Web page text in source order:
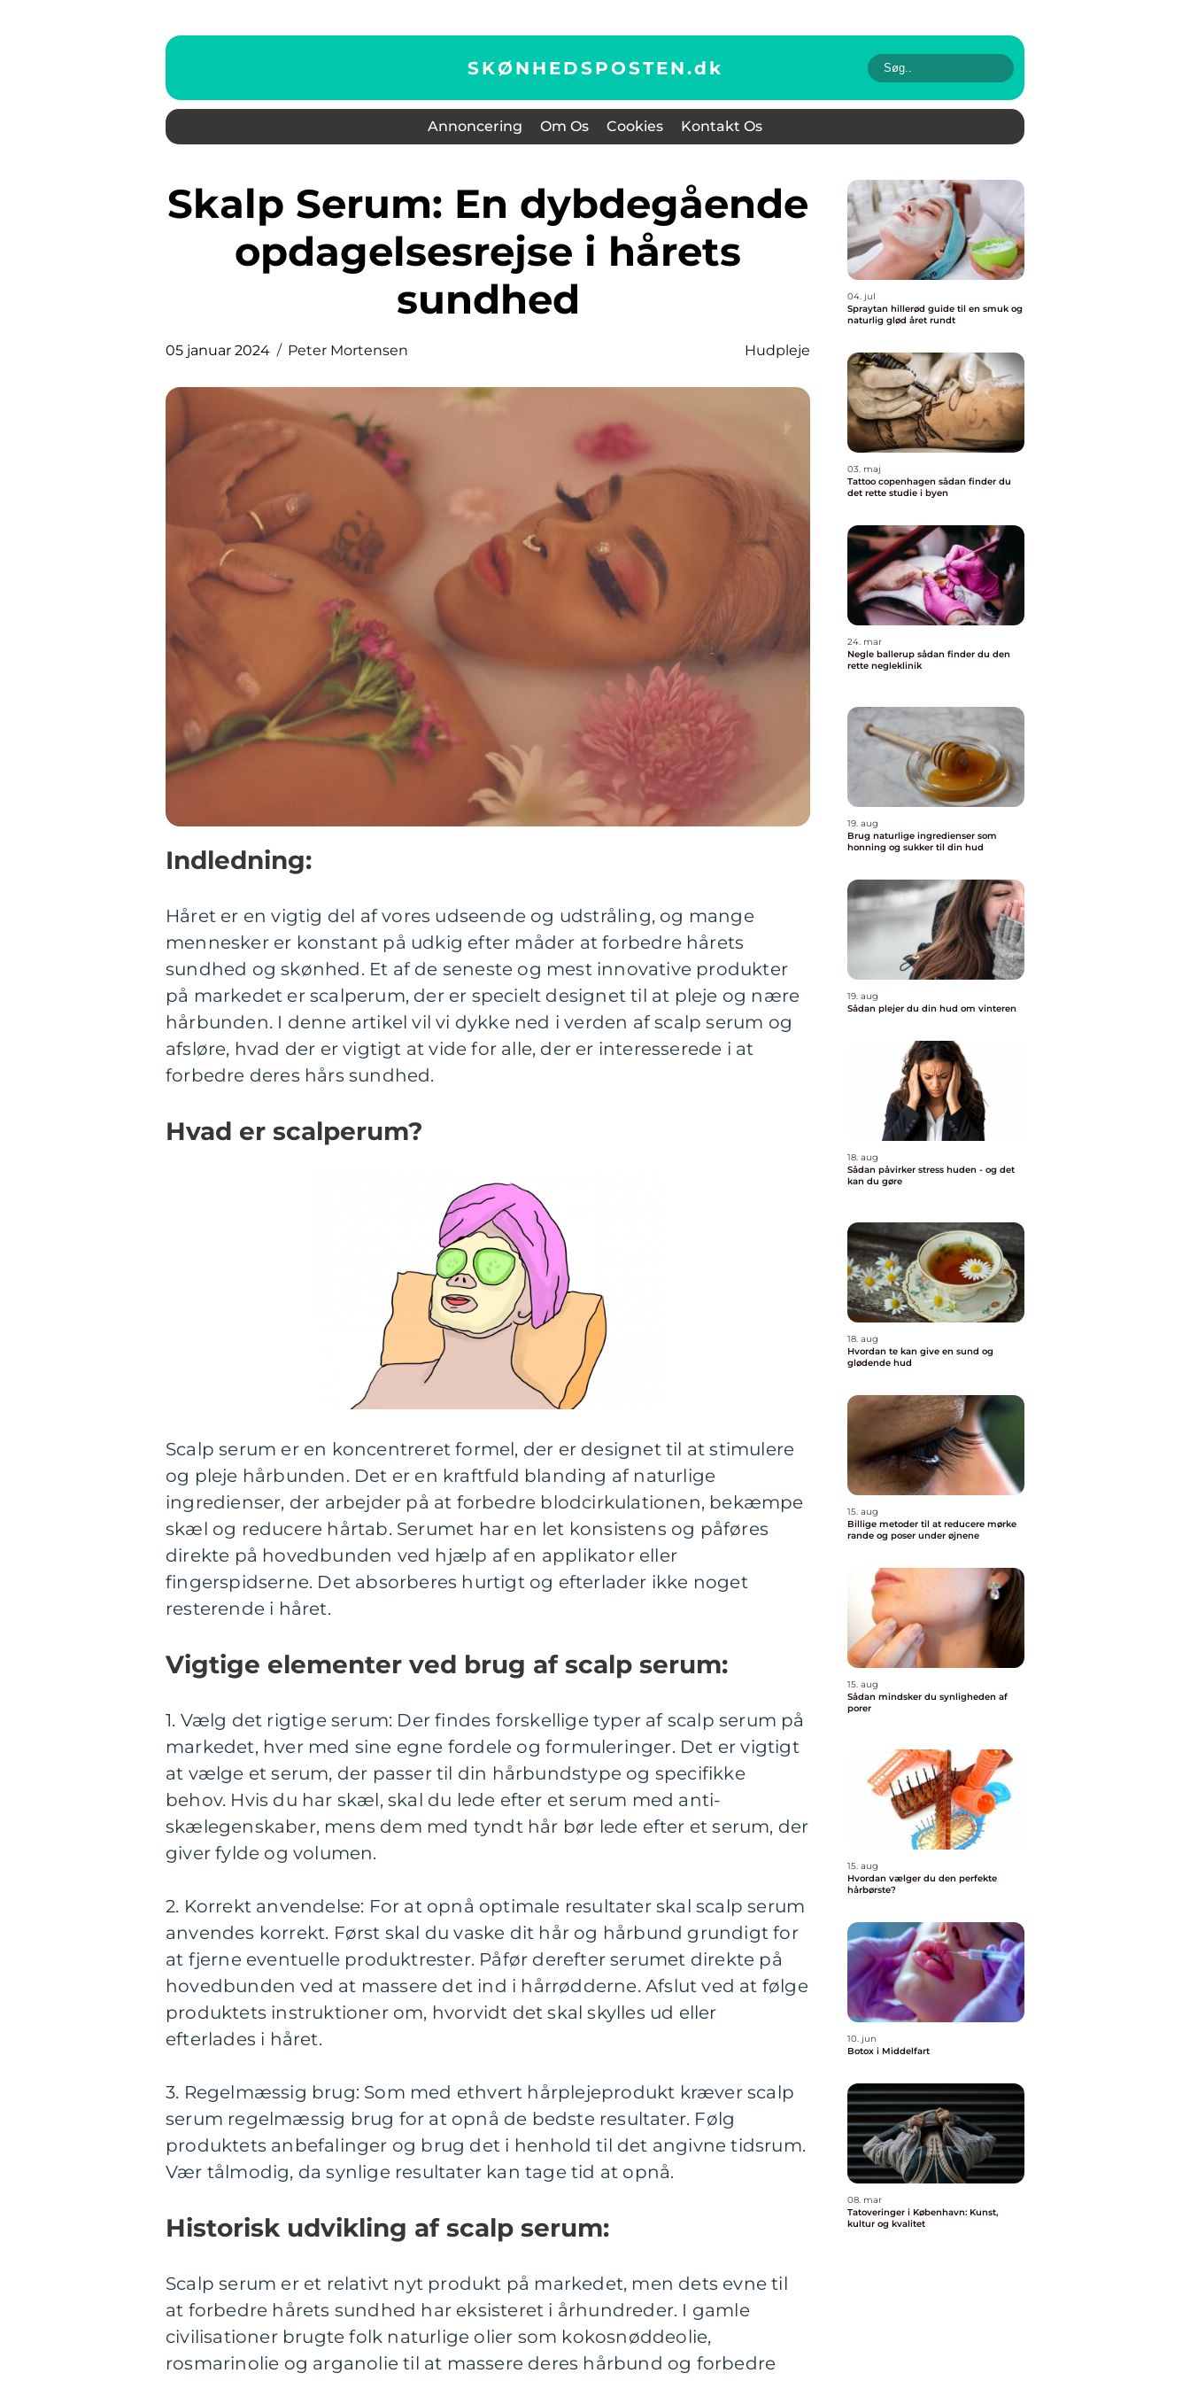
SKØNHEDSPOSTEN.dk
Annoncering Om Os Cookies Kontakt Os
Skalp Serum: En dybdegående
opdagelsesrejse i hårets
sundhed
05 januar 2024 Peter Mortensen Hudpleje
Indledning:
Håret er en vigtig del af vores udseende og udstråling, og mange
mennesker er konstant på udkig efter måder at forbedre hårets
sundhed og skønhed. Et af de seneste og mest innovative produkter
på markedet er scalperum, der er specielt designet til at pleje og nære
hårbunden. I denne artikel vil vi dykke ned i verden af scalp serum og
afsløre, hvad der er vigtigt at vide for alle, der er interesserede i at
forbedre deres hårs sundhed.
Hvad er scalperum?
Scalp serum er en koncentreret formel, der er designet til at stimulere
og pleje hårbunden. Det er en kraftfuld blanding af naturlige
ingredienser, der arbejder på at forbedre blodcirkulationen, bekæmpe
skæl og reducere hårtab. Serumet har en let konsistens og påføres
direkte på hovedbunden ved hjælp af en applikator eller
fingerspidserne. Det absorberes hurtigt og efterlader ikke noget
resterende i håret.
Vigtige elementer ved brug af scalp serum:
1. Vælg det rigtige serum: Der findes forskellige typer af scalp serum på
markedet, hver med sine egne fordele og formuleringer. Det er vigtigt
at vælge et serum, der passer til din hårbundstype og specifikke
behov. Hvis du har skæl, skal du lede efter et serum med anti-
skælegenskaber, mens dem med tyndt hår bør lede efter et serum, der
giver fylde og volumen.
2. Korrekt anvendelse: For at opnå optimale resultater skal scalp serum
anvendes korrekt. Først skal du vaske dit hår og hårbund grundigt for
at fjerne eventuelle produktrester. Påfør derefter serumet direkte på
hovedbunden ved at massere det ind i hårrødderne. Afslut ved at følge
produktets instruktioner om, hvorvidt det skal skylles ud eller
efterlades i håret.
3. Regelmæssig brug: Som med ethvert hårplejeprodukt kræver scalp
serum regelmæssig brug for at opnå de bedste resultater. Følg
produktets anbefalinger og brug det i henhold til det angivne tidsrum.
Vær tålmodig, da synlige resultater kan tage tid at opnå.
Historisk udvikling af scalp serum:
Scalp serum er et relativt nyt produkt på markedet, men dets evne til
at forbedre hårets sundhed har eksisteret i århundreder. I gamle
civilisationer brugte folk naturlige olier som kokosnøddeolie,
rosmarinolie og arganolie til at massere deres hårbund og forbedre
04. jul
Spraytan hillerød guide til en smuk og
naturlig glød året rundt
03. maj
Tattoo copenhagen sådan finder du
det rette studie i byen
24. mar
Negle ballerup sådan finder du den
rette negleklinik
19. aug
Brug naturlige ingredienser som
honning og sukker til din hud
19. aug
Sådan plejer du din hud om vinteren
18. aug
Sådan påvirker stress huden - og det
kan du gøre
18. aug
Hvordan te kan give en sund og
glødende hud
15. aug
Billige metoder til at reducere mørke
rande og poser under øjnene
15. aug
Sådan mindsker du synligheden af
porer
15. aug
Hvordan vælger du den perfekte
hårbørste?
10. jun
Botox i Middelfart
08. mar
Tatoveringer i København: Kunst,
kultur og kvalitet